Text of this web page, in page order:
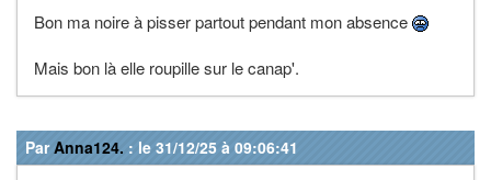
Bon ma noire à pisser partout pendant mon absence
Mais bon là elle roupille sur le canap'.
ParAnna124. : le 31/12/25 à 09:06:41